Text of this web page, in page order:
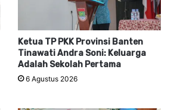
Ketua TP PKK Provinsi Banten
Tinawati Andra Soni: Keluarga
Adalah Sekolah Pertama
6 Agustus 2026